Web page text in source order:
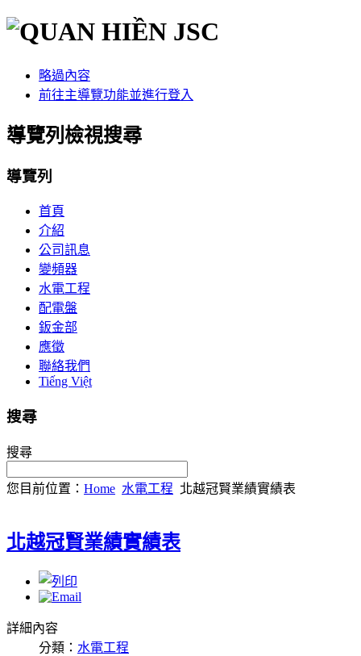
略過內容
前往主導覽功能並進行登入
導覽列檢視搜尋
導覽列
首頁
介紹
公司訊息
變頻器
水電工程
配電盤
鈑金部
應徵
聯絡我們
Tiếng Việt
搜尋
搜尋
您目前位置： Home 水電工程 北越冠賢業績實績表
北越冠賢業績實績表
詳細內容
分類： 水電工程